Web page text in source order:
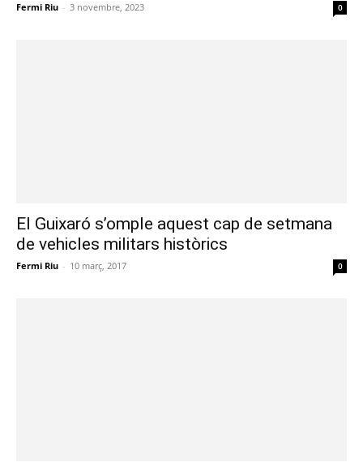
Fermi Riu - 3 novembre, 2023 0
El Guixaró s’omple aquest cap de setmana
de vehicles militars històrics
Fermi Riu - 10 març, 2017 0